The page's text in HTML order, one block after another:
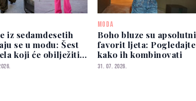
iz sedamdesetih
se u modu: Šest
koji će obilježiti
MODA
Boho bluze su apsolutni
favorit ljeta: Pogledajte
kako ih kombinovati
31. 07. 2026.